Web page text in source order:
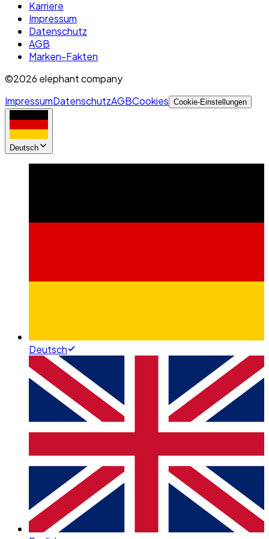
Karriere
Impressum
Datenschutz
AGB
Marken-Fakten
©2026 elephant company
ImpressumDatenschutzAGBCookies Cookie-Einstellungen
Deutsch
Deutsch